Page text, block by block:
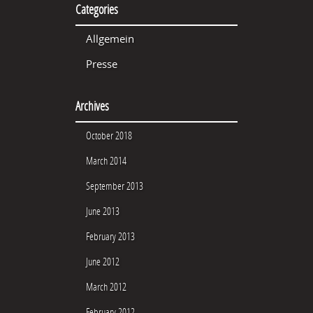
Categories
Allgemein
Presse
Archives
October 2018
March 2014
September 2013
June 2013
February 2013
June 2012
March 2012